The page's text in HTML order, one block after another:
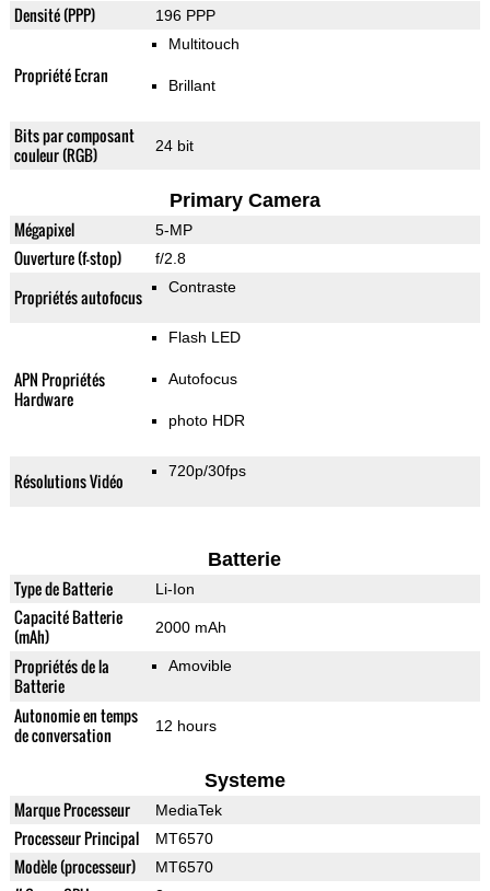
Densité (PPP) 196 PPP
Propriété Ecran
Multitouch
Brillant
Bits par composant
couleur (RGB)
24 bit
Primary Camera
Mégapixel 5-MP
Ouverture (f-stop) f/2.8
Propriétés autofocus Contraste
APN Propriétés
Hardware
Flash LED
Autofocus
photo HDR
Résolutions Vidéo 720p/30fps
Batterie
Type de Batterie Li-Ion
Capacité Batterie
(mAh)
2000 mAh
Propriétés de la
Batterie
Amovible
Autonomie en temps
de conversation
12 hours
Systeme
Marque Processeur MediaTek
Processeur Principal MT6570
Modèle (processeur) MT6570